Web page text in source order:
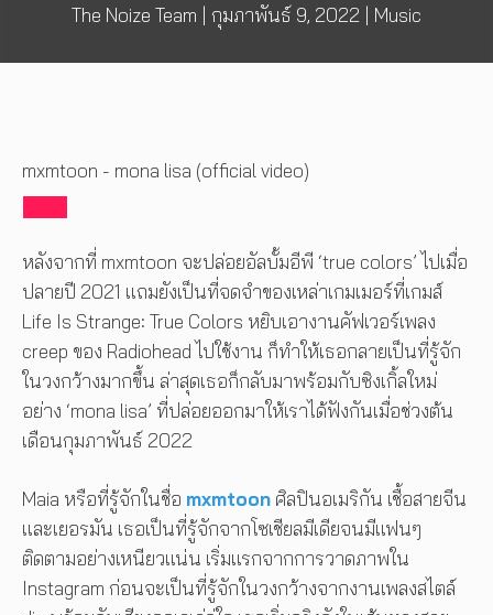
The Noize Team | กุมภาพันธ์ 9, 2022 | Music
mxmtoon - mona lisa (official video)
หลังจากที่ mxmtoon จะปล่อยอัลบั้มอีพี ‘true colors’ ไปเมื่อ
ปลายปี 2021 แถมยังเป็นที่จดจำของเหล่าเกมเมอร์ที่เกมส์
Life Is Strange: True Colors หยิบเอางานคัฟเวอร์เพลง
creep ของ Radiohead ไปใช้งาน ก็ทำให้เธอกลายเป็นที่รู้จัก
ในวงกว้างมากขึ้น ล่าสุดเธอก็กลับมาพร้อมกับซิงเกิ้ลใหม่
อย่าง ‘mona lisa’ ที่ปล่อยออกมาให้เราได้ฟังกันเมื่อช่วงต้น
เดือนกุมภาพันธ์ 2022
Maia หรือที่รู้จักในชื่อ mxmtoon ศิลปินอเมริกัน เชื้อสายจีน
และเยอรมัน เธอเป็นที่รู้จักจากโซเชียลมีเดียจนมีแฟนๆ
ติดตามอย่างเหนียวแน่น เริ่มแรกจากการวาดภาพใน
Instagram ก่อนจะเป็นที่รู้จักในวงกว้างจากงานเพลงสไตล์